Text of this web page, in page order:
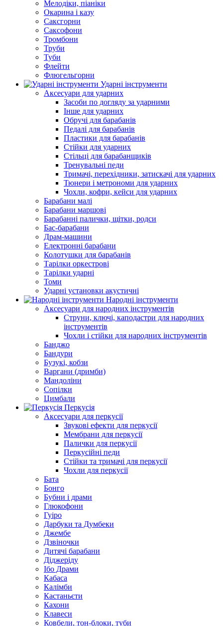
Мелодіки, піаніки
Окарина і казу
Саксгорни
Саксофони
Тромбони
Труби
Туби
Флейти
Флюгельгорни
Ударні інструменти
Аксесуари для ударних
Засоби по догляду за ударними
Інше для ударних
Обручі для барабанів
Педалі для барабанів
Пластики для барабанів
Стійки для ударних
Стільці для барабанщиків
Тренувальні педи
Тримачі, перехідники, затискачі для ударних
Тюнери і метрономи для ударних
Чохли, кофри, кейси для ударних
Барабани малі
Барабани маршові
Барабанні палички, щітки, родси
Бас-барабани
Драм-машини
Електронні барабани
Колотушки для барабанів
Тарілки оркестрові
Тарілки ударні
Томи
Ударні установки акустичні
Народні інструменти
Аксесуари для народних інструментів
Струни, ключі, каподастри для народних
інструментів
Чохли і стійки для народних інструментів
Банджо
Бандури
Бузукі, кобзи
Варгани (дримби)
Мандоліни
Сопілки
Цимбали
Перкусія
Аксесуари для перкусії
Звукові ефекти для перкусії
Мембрани для перкусії
Палички для перкусії
Перкусійні педи
Стійки та тримачі для перкусії
Чохли для перкусії
Бата
Бонго
Бубни і драми
Глюкофони
Гуіро
Дарбуки та Думбеки
Джембе
Дзвіночки
Дитячі барабани
Діджеріду
Ібо Драми
Кабаса
Калімби
Кастаньєти
Кахони
Клавеси
Ковбели, тон-блоки, туби